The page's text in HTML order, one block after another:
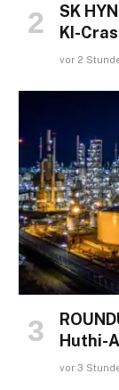
SK
KI-
vor 2
Huthi-
vor 3